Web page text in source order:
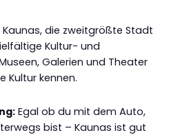
Kaunas, die zweitgrößte Stadt
Kultur- und
Galerien und Theater
Kultur kennen.
Egal ob du mit dem Auto,
bist – Kaunas ist gut